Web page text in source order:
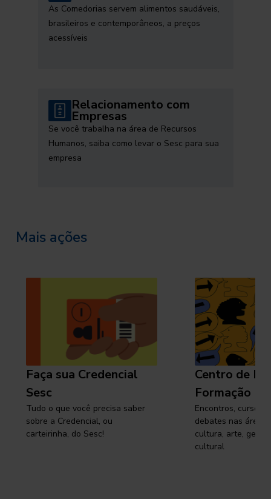
As Comedorias servem alimentos saudáveis,
brasileiros e contemporâneos, a preços
acessíveis
Relacionamento com
Empresas
Se você trabalha na área de Recursos
Humanos, saiba como levar o Sesc para sua
empresa
Mais ações
Faça sua Credencial
Sesc
Tudo o que você precisa saber
sobre a Credencial, ou
carteirinha, do Sesc!
Centro de
Formação
Encontros, cursos,
debates nas áreas
cultura, arte,
cultural